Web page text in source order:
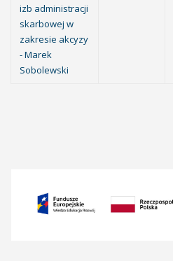
izb administracji
skarbowej w
zakresie akcyzy
- Marek
Sobolewski